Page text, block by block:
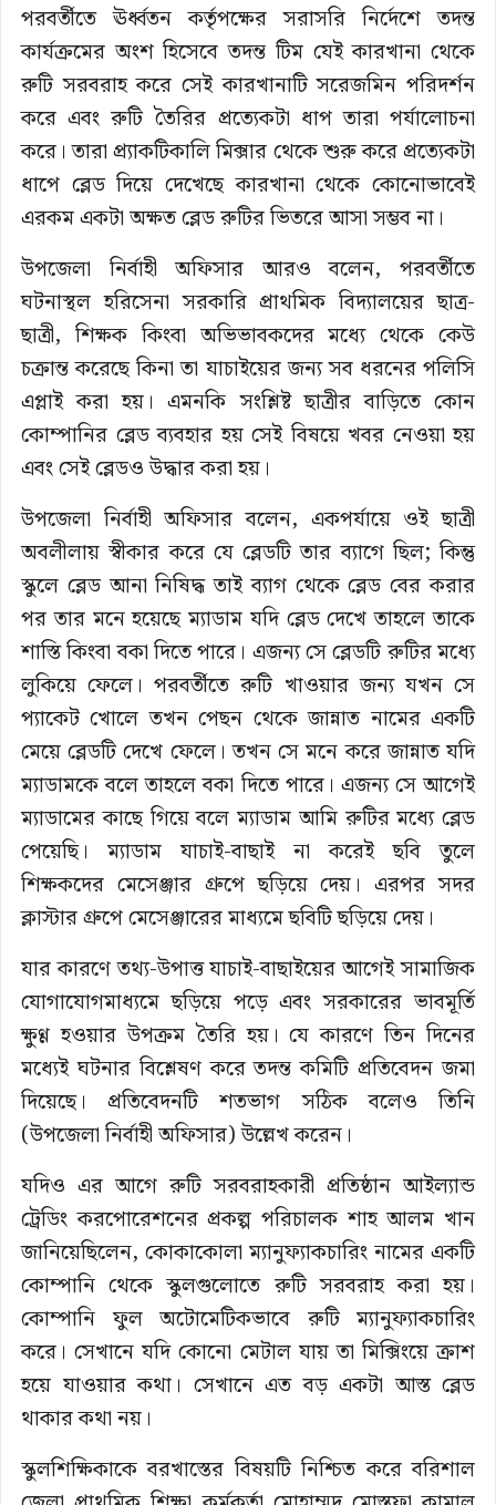
পরবর্তীতে ঊর্ধ্বতন কর্তৃপক্ষের সরাসরি নির্দেশে তদন্ত
কার্যক্রমের অংশ হিসেবে তদন্ত টিম যেই কারখানা থেকে
রুটি সরবরাহ করে সেই কারখানাটি সরেজমিন পরিদর্শন
করে এবং রুটি তৈরির প্রত্যেকটা ধাপ তারা পর্যালোচনা
করে। তারা প্র্যাকটিকালি মিক্সার থেকে শুরু করে প্রত্যেকটা
ধাপে ব্লেড দিয়ে দেখেছে কারখানা থেকে কোনোভাবেই
এরকম একটা অক্ষত ব্লেড রুটির ভিতরে আসা সম্ভব না।
উপজেলা নির্বাহী অফিসার আরও বলেন, পরবর্তীতে
ঘটনাস্থল হরিসেনা সরকারি প্রাথমিক বিদ্যালয়ের ছাত্র-
ছাত্রী, শিক্ষক কিংবা অভিভাবকদের মধ্যে থেকে কেউ
চক্রান্ত করেছে কিনা তা যাচাইয়ের জন্য সব ধরনের পলিসি
এপ্লাই করা হয়। এমনকি সংশ্লিষ্ট ছাত্রীর বাড়িতে কোন
কোম্পানির ব্লেড ব্যবহার হয় সেই বিষয়ে খবর নেওয়া হয়
এবং সেই ব্লেডও উদ্ধার করা হয়।
উপজেলা নির্বাহী অফিসার বলেন, একপর্যায়ে ওই ছাত্রী
অবলীলায় স্বীকার করে যে ব্লেডটি তার ব্যাগে ছিল; কিন্তু
স্কুলে ব্লেড আনা নিষিদ্ধ তাই ব্যাগ থেকে ব্লেড বের করার
পর তার মনে হয়েছে ম্যাডাম যদি ব্লেড দেখে তাহলে তাকে
শাস্তি কিংবা বকা দিতে পারে। এজন্য সে ব্লেডটি রুটির মধ্যে
লুকিয়ে ফেলে। পরবর্তীতে রুটি খাওয়ার জন্য যখন সে
প্যাকেট খোলে তখন পেছন থেকে জান্নাত নামের একটি
মেয়ে ব্লেডটি দেখে ফেলে। তখন সে মনে করে জান্নাত যদি
ম্যাডামকে বলে তাহলে বকা দিতে পারে। এজন্য সে আগেই
ম্যাডামের কাছে গিয়ে বলে ম্যাডাম আমি রুটির মধ্যে ব্লেড
পেয়েছি। ম্যাডাম যাচাই-বাছাই না করেই ছবি তুলে
শিক্ষকদের মেসেঞ্জার গ্রুপে ছড়িয়ে দেয়। এরপর সদর
ক্লাস্টার গ্রুপে মেসেঞ্জারের মাধ্যমে ছবিটি ছড়িয়ে দেয়।
যার কারণে তথ্য-উপাত্ত যাচাই-বাছাইয়ের আগেই সামাজিক
যোগাযোগমাধ্যমে ছড়িয়ে পড়ে এবং সরকারের ভাবমূর্তি
ক্ষুণ্ণ হওয়ার উপক্রম তৈরি হয়। যে কারণে তিন দিনের
মধ্যেই ঘটনার বিশ্লেষণ করে তদন্ত কমিটি প্রতিবেদন জমা
দিয়েছে। প্রতিবেদনটি শতভাগ সঠিক বলেও তিনি
(উপজেলা নির্বাহী অফিসার) উল্লেখ করেন।
যদিও এর আগে রুটি সরবরাহকারী প্রতিষ্ঠান আইল্যান্ড
ট্রেডিং করপোরেশনের প্রকল্প পরিচালক শাহ আলম খান
জানিয়েছিলেন, কোকাকোলা ম্যানুফ্যাকচারিং নামের একটি
কোম্পানি থেকে স্কুলগুলোতে রুটি সরবরাহ করা হয়।
কোম্পানি ফুল অটোমেটিকভাবে রুটি ম্যানুফ্যাকচারিং
করে। সেখানে যদি কোনো মেটাল যায় তা মিক্সিংয়ে ক্রাশ
হয়ে যাওয়ার কথা। সেখানে এত বড় একটা আস্ত ব্লেড
থাকার কথা নয়।
স্কুলশিক্ষিকাকে বরখাস্তের বিষয়টি নিশ্চিত করে বরিশাল